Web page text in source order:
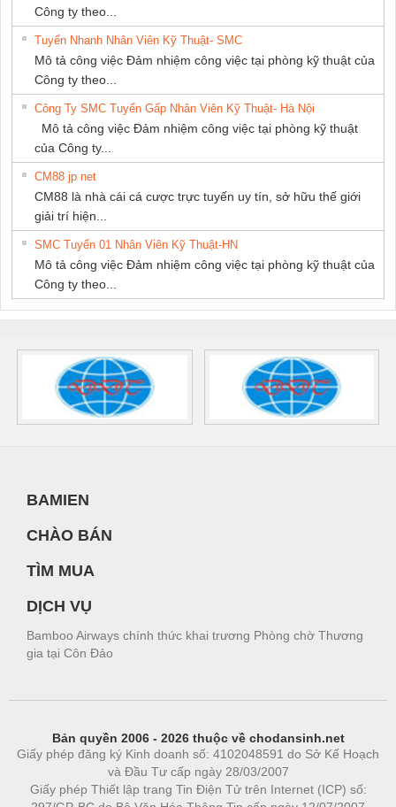
Công ty theo...
Tuyển Nhanh Nhân Viên Kỹ Thuật- SMC
Mô tả công việc Đảm nhiệm công việc tại phòng kỹ thuật của
Công ty theo...
Công Ty SMC Tuyển Gấp Nhân Viên Kỹ Thuật- Hà Nội
Mô tả công việc Đảm nhiệm công việc tại phòng kỹ thuật
của Công ty...
CM88 jp net
CM88 là nhà cái cá cược trực tuyến uy tín, sở hữu thế giới
giải trí hiện...
SMC Tuyển 01 Nhân Viên Kỹ Thuật-HN
Mô tả công việc Đảm nhiệm công việc tại phòng kỹ thuật của
Công ty theo...
BAMIEN
CHÀO BÁN
TÌM MUA
DỊCH VỤ
Bamboo Airways chính thức khai trương Phòng chờ Thương
gia tại Côn Đảo
Bản quyền 2006 - 2026 thuộc về chodansinh.net
Giấy phép đăng ký Kinh doanh số: 4102048591 do Sở Kế Hoạch
và Đầu Tư cấp ngày 28/03/2007
Giấy phép Thiết lập trang Tin Điện Tử trên Internet (ICP) số: